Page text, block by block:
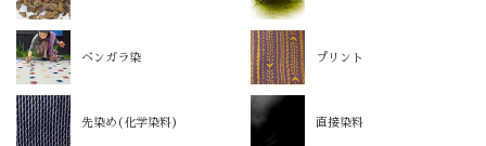
ベンガラ染 プリント
先染め(化学染料) 直接染料